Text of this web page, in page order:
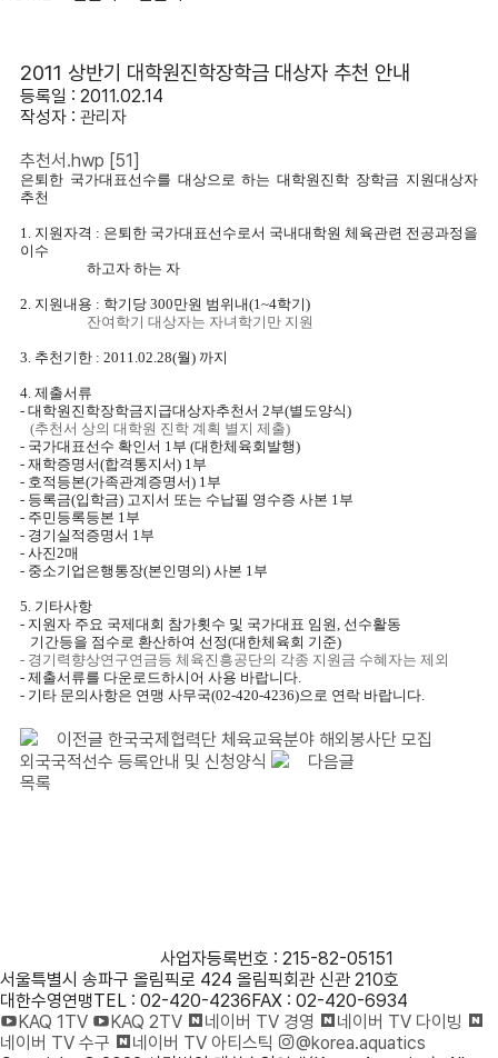
2011 상반기 대학원진학장학금 대상자 추천 안내
등록일 : 2011.02.14
작성자 : 관리자
추천서.hwp [51]
은퇴한 국가대표선수를 대상으로 하는 대학원진학 장학금 지원대상자
추천
1. 지원자격 : 은퇴한 국가대표선수로서 국내대학원 체육관련 전공과정을
이수
하고자 하는 자
2. 지원내용 : 학기당 300만원 범위내(1~4학기)
잔여학기 대상자는 자녀학기만 지원
3. 추천기한 : 2011.02.28(월) 까지
4. 제출서류
- 대학원진학장학금지급대상자추천서 2부(별도양식)
(추천서 상의 대학원 진학 계획 별지 제출)
- 국가대표선수 확인서 1부 (대한체육회발행)
- 재학증명서(합격통지서) 1부
- 호적등본(가족관계증명서) 1부
- 등록금(입학금) 고지서 또는 수납필 영수증 사본 1부
- 주민등록등본 1부
- 경기실적증명서 1부
- 사진2매
- 중소기업은행통장(본인명의) 사본 1부
5. 기타사항
- 지원자 주요 국제대회 참가횟수 및 국가대표 임원, 선수활동
기간등을 점수로 환산하여 선정(대한체육회 기준)
- 경기력향상연구연금등 체육진흥공단의 각종 지원금 수혜자는 제외
- 제출서류를 다운로드하시어 사용 바랍니다.
- 기타 문의사항은 연맹 사무국(02-420-4236)으로 연락 바랍니다.
이전글 한국국제협력단 체육교육분야 해외봉사단 모집
외국국적선수 등록안내 및 신청양식
다음글
목록
사업자등록번호 : 215-82-05151
서울특별시 송파구 올림픽로 424 올림픽회관 신관 210호
대한수영연맹TEL : 02-420-4236FAX : 02-420-6934
KAQ 1TV
KAQ 2TV 네이버 TV 경영
네이버 TV 다이빙
네이버 TV 수구
네이버 TV 아티스틱
@korea.aquatics